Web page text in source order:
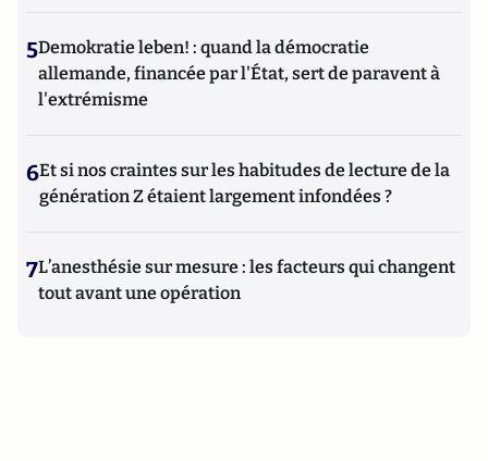
5Demokratie leben! : quand la démocratie
allemande, financée par l'État, sert de paravent à
l'extrémisme
6Et si nos craintes sur les habitudes de lecture de la
génération Z étaient largement infondées ?
7L’anesthésie sur mesure : les facteurs qui changent
tout avant une opération